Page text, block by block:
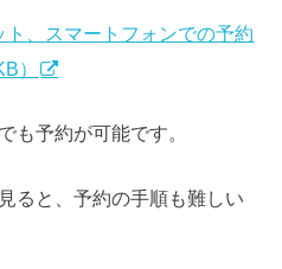
ト、スマートフォンでの予約
）
も予約が可能です。
ると、予約の手順も難しい